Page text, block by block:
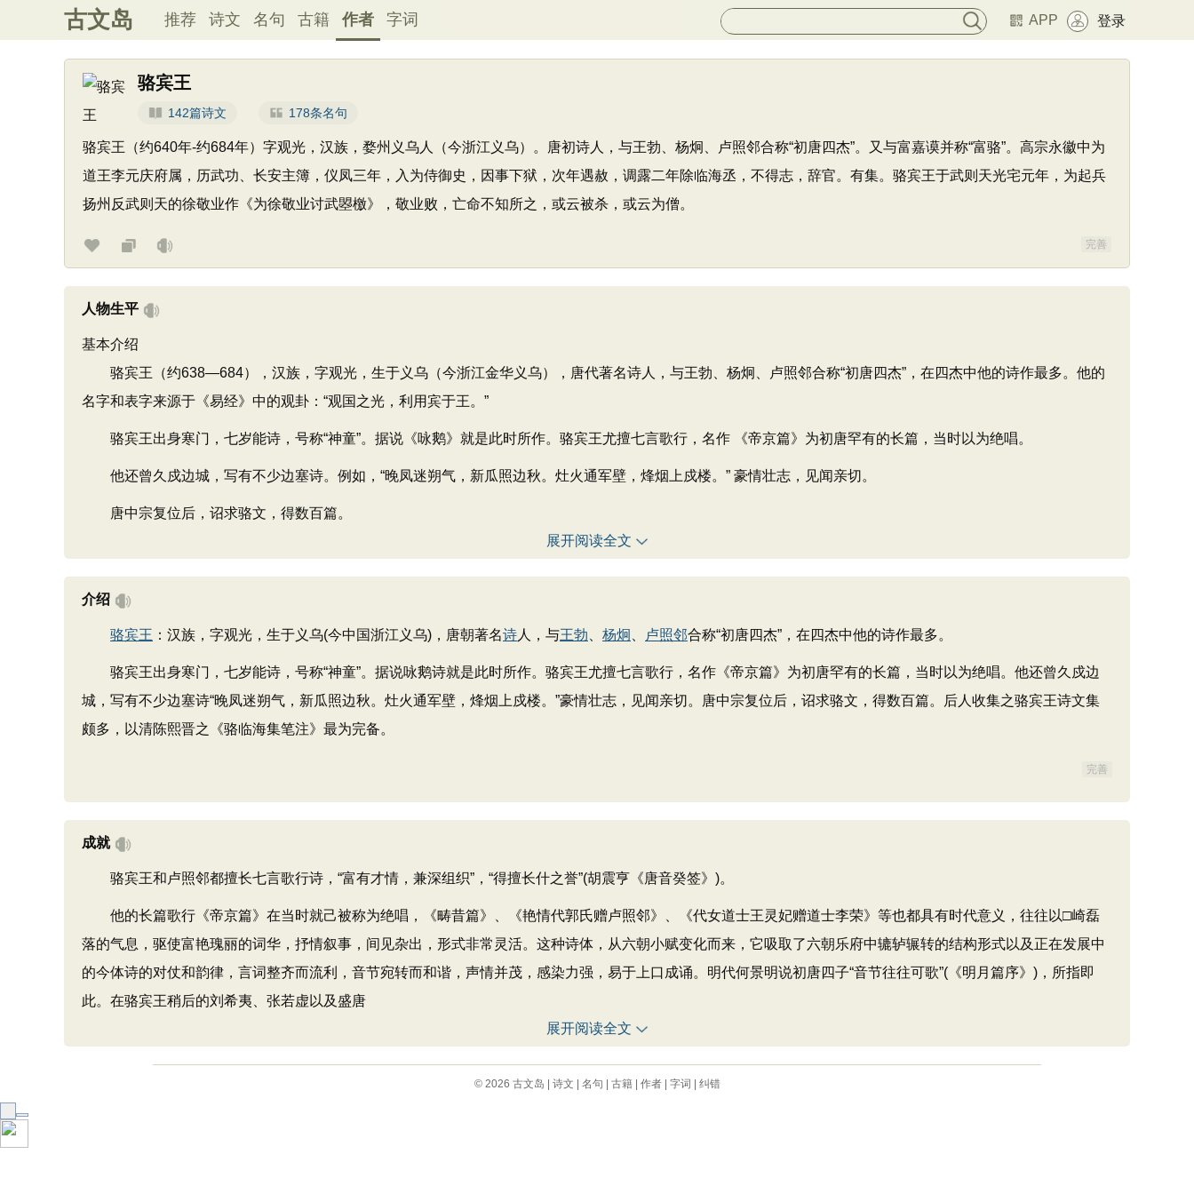
古文岛 推荐 诗文 名句 古籍 作者 字词 APP 登录
骆宾王
142篇诗文 178条名句
骆宾王（约640年-约684年）字观光，汉族，婺州义乌人（今浙江义乌）。唐初诗人，与王勃、杨炯、卢照邻合称“初唐四杰”。又与富嘉谟并称“富骆”。高宗永徽中为
道王李元庆府属，历武功、长安主簿，仪凤三年，入为侍御史，因事下狱，次年遇赦，调露二年除临海丞，不得志，辞官。有集。骆宾王于武则天光宅元年，为起兵
扬州反武则天的徐敬业作《为徐敬业讨武曌檄》，敬业败，亡命不知所之，或云被杀，或云为僧。
完善
人物生平
基本介绍
骆宾王（约638—684），汉族，字观光，生于义乌（今浙江金华义乌），唐代著名诗人，与王勃、杨炯、卢照邻合称“初唐四杰”，在四杰中他的诗作最多。他的
名字和表字来源于《易经》中的观卦：“观国之光，利用宾于王。”
骆宾王出身寒门，七岁能诗，号称“神童”。据说《咏鹅》就是此时所作。骆宾王尤擅七言歌行，名作 《帝京篇》为初唐罕有的长篇，当时以为绝唱。
他还曾久戍边城，写有不少边塞诗。例如，“晚凤迷朔气，新瓜照边秋。灶火通军壁，烽烟上戍楼。” 豪情壮志，见闻亲切。
唐中宗复位后，诏求骆文，得数百篇。
展开阅读全文
介绍
骆宾王 ：汉族，字观光，生于义乌(今中国浙江义乌)，唐朝著名诗人，与王勃 杨炯 卢照邻合称“初唐四杰”，在四杰中他的诗作最多。
骆宾王出身寒门，七岁能诗，号称“神童”。据说咏鹅诗就是此时所作。骆宾王尤擅七言歌行，名作《帝京篇》为初唐罕有的长篇，当时以为绝唱。他还曾久戍边
城，写有不少边塞诗“晚凤迷朔气，新瓜照边秋。灶火通军壁，烽烟上戍楼。”豪情壮志，见闻亲切。唐中宗复位后，诏求骆文，得数百篇。后人收集之骆宾王诗文集
颇多，以清陈熙晋之《骆临海集笔注》最为完备。
完善
成就
骆宾王和卢照邻都擅长七言歌行诗，“富有才情，兼深组织”，“得擅长什之誉”(胡震亨《唐音癸签》)。
他的长篇歌行《帝京篇》在当时就己被称为绝唱，《畴昔篇》、《艳情代郭氏赠卢照邻》、《代女道士王灵妃赠道士李荣》等也都具有时代意义，往往以□崎磊
落的气息，驱使富艳瑰丽的词华，抒情叙事，间见杂出，形式非常灵活。这种诗体，从六朝小赋变化而来，它吸取了六朝乐府中辘轳辗转的结构形式以及正在发展中
的今体诗的对仗和韵律，言词整齐而流利，音节宛转而和谐，声情并茂，感染力强，易于上口成诵。明代何景明说初唐四子“音节往往可歌”(《明月篇序》)，所指即
此。在骆宾王稍后的刘希夷、张若虚以及盛唐
展开阅读全文
© 2026 古文岛 诗文 名句 古籍| 作者| 字词 纠错